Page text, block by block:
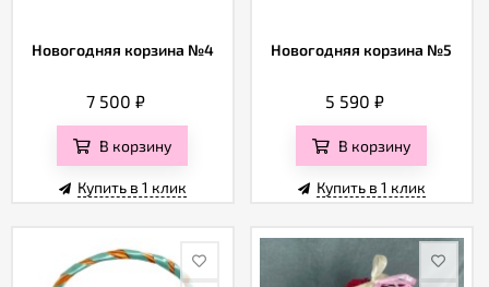
Новогодняя корзина №4
7 500₽
В корзину
Купить в 1 клик
Новогодняя корзина №5
5 590₽
В корзину
Купить в 1 клик